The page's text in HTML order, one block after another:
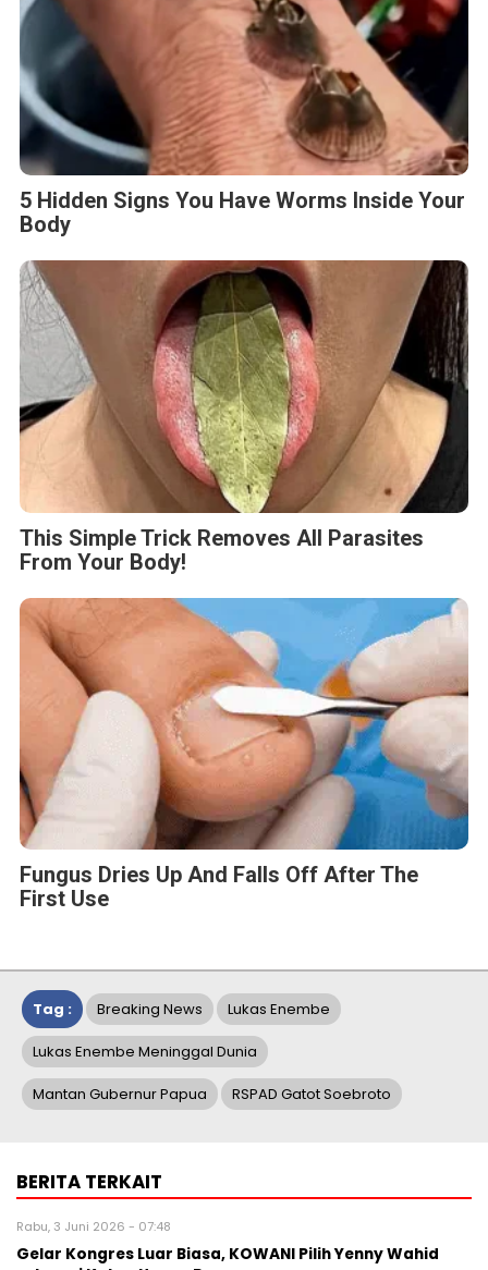
5 Hidden Signs You Have Worms Inside Your
Body
This Simple Trick Removes All Parasites
From Your Body!
Fungus Dries Up And Falls Off After The
First Use
Tag : Breaking News Lukas Enembe
Lukas Enembe Meninggal Dunia
Mantan Gubernur Papua RSPAD Gatot Soebroto
BERITA TERKAIT
Rabu, 3 Juni 2026 - 07:48
Gelar Kongres Luar Biasa, KOWANI Pilih Yenny Wahid